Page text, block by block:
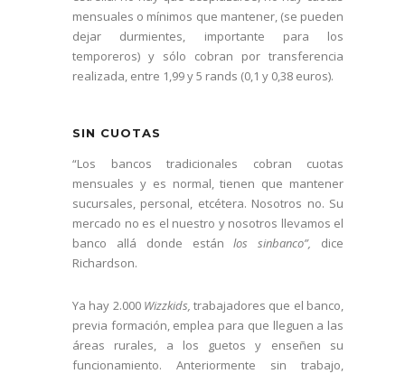
mensuales o mínimos que mantener, (se pueden
dejar durmientes, importante para los
temporeros) y sólo cobran por transferencia
realizada, entre 1,99 y 5 rands (0,1 y 0,38 euros).
SIN CUOTAS
“Los bancos tradicionales cobran cuotas
mensuales y es normal, tienen que mantener
sucursales, personal, etcétera. Nosotros no. Su
mercado no es el nuestro y nosotros llevamos el
banco allá donde estánlos sinbanco”, dice
Richardson.
Ya hay 2.000 Wizzkids, trabajadores que el banco,
previa formación, emplea para que lleguen a las
áreas rurales, a los guetos y enseñen su
funcionamiento. Anteriormente sin trabajo,